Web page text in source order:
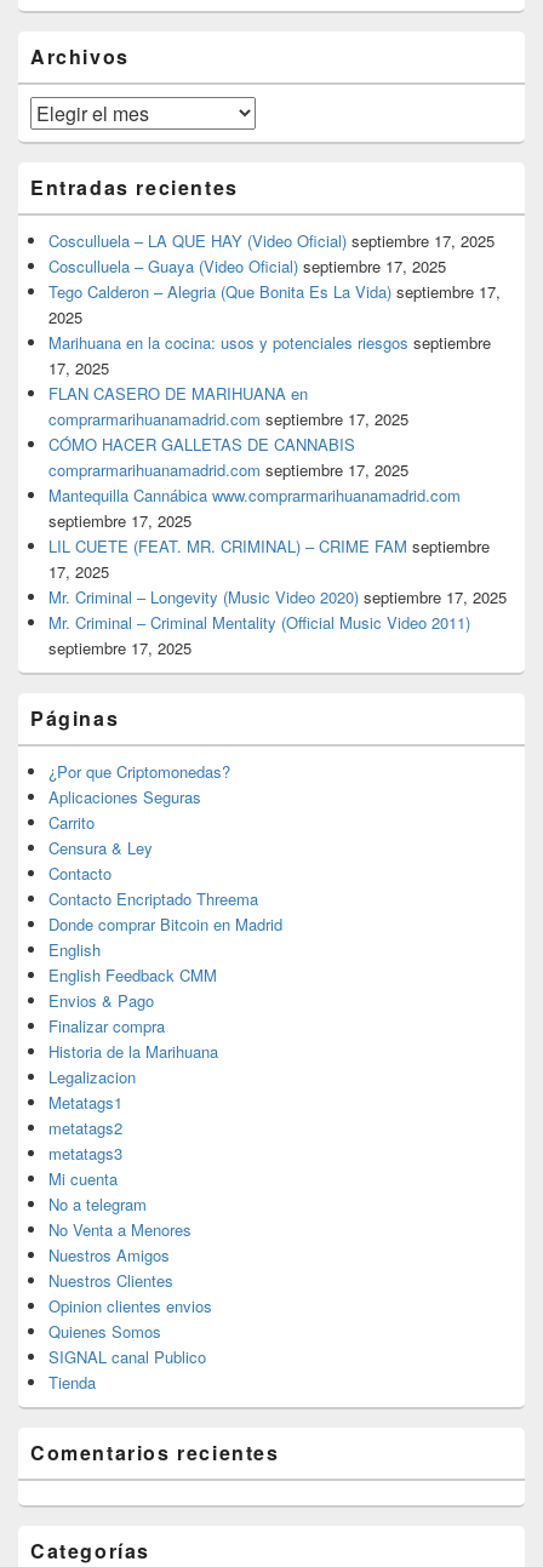
widget
lateral
primaria
Archivos
Archivos
Entradas recientes
Cosculluela – LA QUE HAY (Video Oficial) septiembre 17, 2025
Cosculluela – Guaya (Video Oficial) septiembre 17, 2025
Tego Calderon – Alegria (Que Bonita Es La Vida) septiembre 17,
2025
Marihuana en la cocina: usos y potenciales riesgos septiembre
17, 2025
FLAN CASERO DE MARIHUANA en
comprarmarihuanamadrid.com septiembre 17, 2025
CÓMO HACER GALLETAS DE CANNABIS
comprarmarihuanamadrid.com septiembre 17, 2025
Mantequilla Cannábica www.comprarmarihuanamadrid.com
septiembre 17, 2025
LIL CUETE (FEAT. MR. CRIMINAL) – CRIME FAM septiembre
17, 2025
Mr. Criminal – Longevity (Music Video 2020) septiembre 17, 2025
Mr. Criminal – Criminal Mentality (Official Music Video 2011)
septiembre 17, 2025
Páginas
¿Por que Criptomonedas?
Aplicaciones Seguras
Carrito
Censura & Ley
Contacto
Contacto Encriptado Threema
Donde comprar Bitcoin en Madrid
English
English Feedback CMM
Envios & Pago
Finalizar compra
Historia de la Marihuana
Legalizacion
Metatags1
metatags2
metatags3
Mi cuenta
No a telegram
No Venta a Menores
Nuestros Amigos
Nuestros Clientes
Opinion clientes envios
Quienes Somos
SIGNAL canal Publico
Tienda
Comentarios recientes
Categorías